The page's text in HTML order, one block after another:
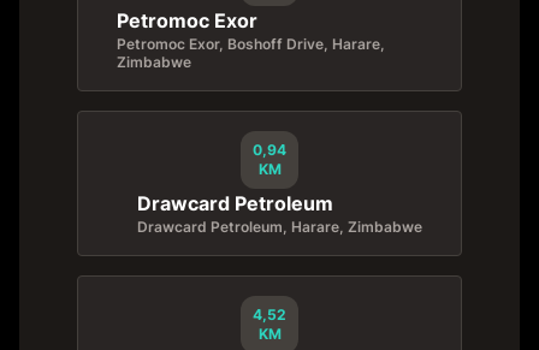
Petromoc Exor
Petromoc Exor, Boshoff Drive, Harare,
Zimbabwe
0,94
KM
Drawcard Petroleum
Drawcard Petroleum, Harare, Zimbabwe
4,52
KM